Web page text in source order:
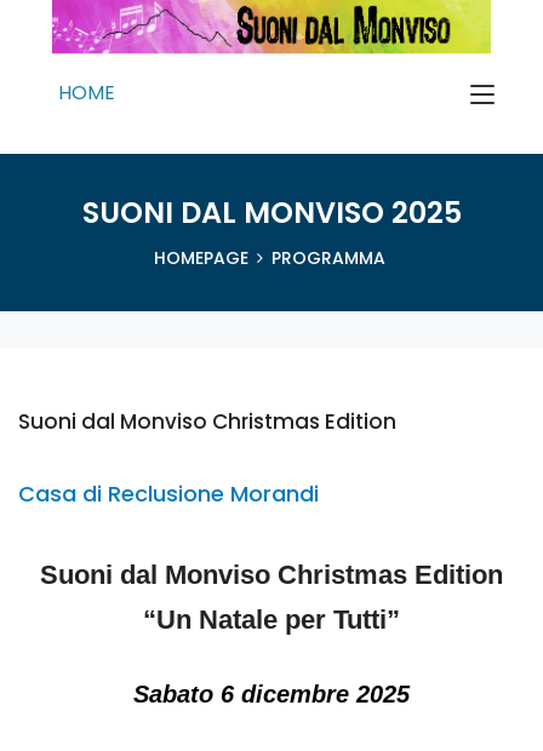
HOME
SUONI DAL MONVISO 2025
HOMEPAGE PROGRAMMA
Suoni dal Monviso Christmas Edition
Casa di Reclusione Morandi
Suoni dal Monviso Christmas Edition
“Un Natale per Tutti”
Sabato 6 dicembre 2025